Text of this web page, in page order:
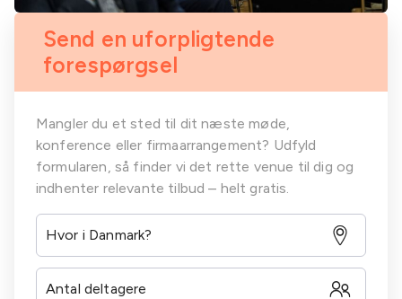
Send en uforpligtende
forespørgsel
Mangler du et sted til dit næste møde,
konference eller firmaarrangement? Udfyld
formularen, så finder vi det rette venue til dig og
indhenter relevante tilbud – helt gratis.